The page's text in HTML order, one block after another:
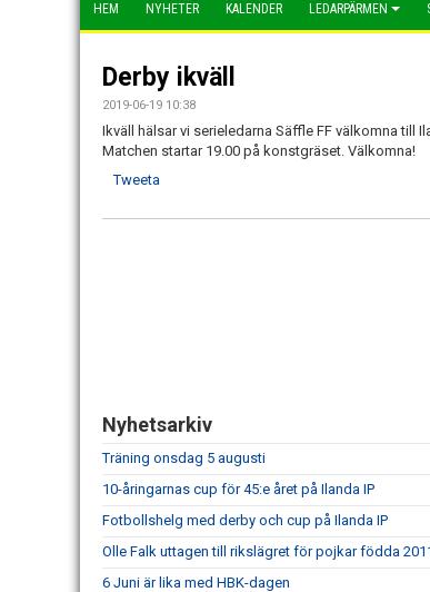
HEM NYHETER KALENDER LEDARPÄRMEN
Derby ikväll
2019-06-19 10:38
Ikväll hälsar vi serieledarna Säffle FF välkomna till
Matchen startar 19.00 på konstgräset. Välkomna!
Tweeta
Nyhetsarkiv
Träning onsdag 5 augusti
10-åringarnas cup för 45:e året på Ilanda IP
Fotbollshelg med derby och cup på Ilanda IP
Olle Falk uttagen till rikslägret för pojkar födda
6 Juni är lika med HBK-dagen